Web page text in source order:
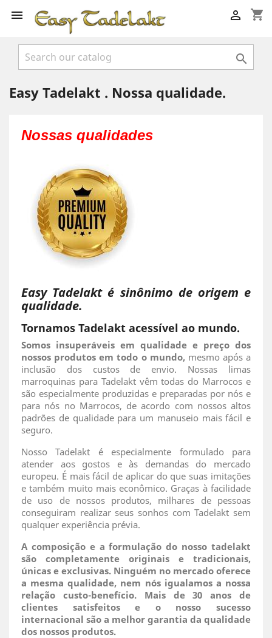
 shopping_cart


Easy Tadelakt . Nossa qualidade.
Nossas qualidades
Easy Tadelakt é sinônimo de origem e
qualidade.
Tornamos Tadelakt acessível ao mundo.
Somos insuperáveis em qualidade e preço dos
nossos produtos em todo o mundo,mesmo após a
inclusão dos custos de envio. Nossas limas
marroquinas para Tadelakt vêm todas do Marrocos e
são especialmente produzidas e preparadas por nós e
para nós no Marrocos, de acordo com nossos altos
padrões de qualidade para um manuseio mais fácil e
seguro.
Nosso Tadelakt é especialmente formulado para
atender aos gostos e às demandas do mercado
europeu. É mais fácil de aplicar do que suas imitações
e também muito mais econômico. Graças à facilidade
de uso de nossos produtos, milhares de pessoas
conseguiram realizar seus sonhos com Tadelakt sem
qualquer experiência prévia.
A composição e a formulação do nosso tadelakt
são completamente originais e tradicionais,
únicas e exclusivas. Ninguém no mercado oferece
a mesma qualidade, nem nós igualamos a nossa
relação custo-benefício. Mais de 30 anos de
clientes satisfeitos e o nosso sucesso
internacional são a melhor garantia da qualidade
dos nossos produtos.